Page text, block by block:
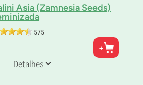
Asia (Zamnesia Seeds)
575
x Purple Kush
25% Sativa
Detalhes